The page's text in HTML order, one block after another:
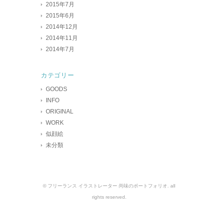
2015年7月
2015年6月
2014年12月
2014年11月
2014年7月
カテゴリー
GOODS
INFO
ORIGINAL
WORK
似顔絵
未分類
© フリーランス イラストレーター 尚味のポートフォリオ. all
rights reserved.